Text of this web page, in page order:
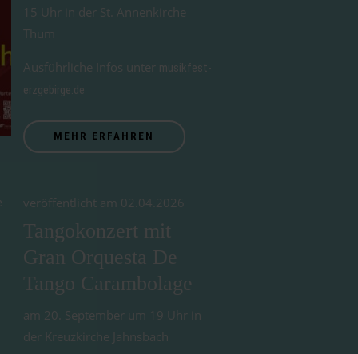
15 Uhr in der St. Annenkirche
Thum
Ausführliche Infos unter musikfest-
erzgebirge.de
MEHR ERFAHREN
veröffentlicht am 02.04.2026
Tangokonzert mit
Gran Orquesta De
Tango Carambolage
am 20. September um 19 Uhr in
der Kreuzkirche Jahnsbach